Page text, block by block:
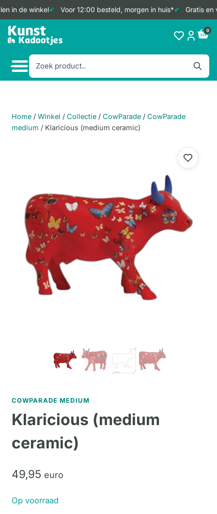
in de winkel Voor 12:00 besteld, morgen in huis* Gratis en
Doorgaan
naar
0
Home / Winkel / Collectie / CowParade / CowParade
medium / Klaricious (medium ceramic)
COWPARADE MEDIUM
Klaricious (medium
ceramic)
49,95 euro
Op voorraad